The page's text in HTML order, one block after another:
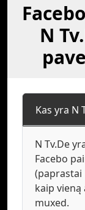
N
Kas yra N
N Tv.De
Facebo
(paprastai
kaip
muxed.